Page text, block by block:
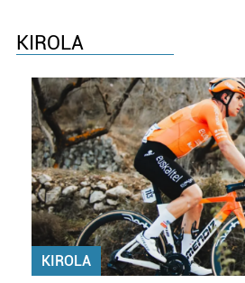
KIROLA
KIROLA